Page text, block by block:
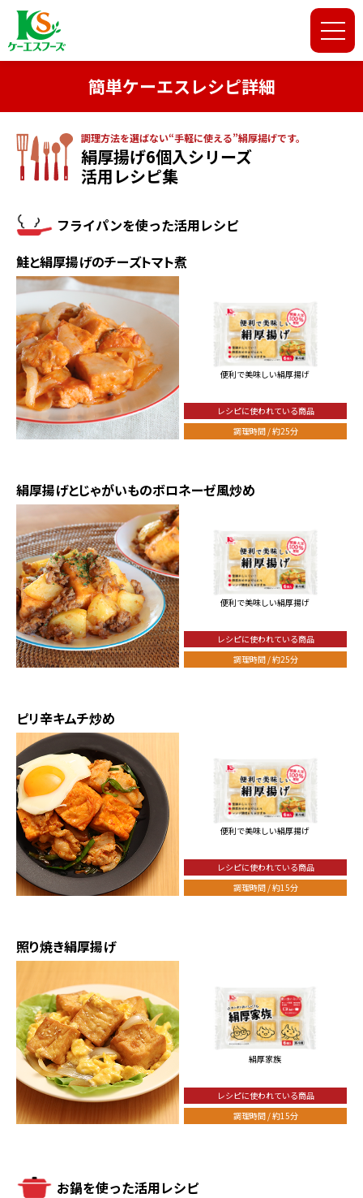
簡単ケーエスレシピ詳細
調理方法を選ばない“手軽に使える”絹厚揚げです。
絹厚揚げ6個入シリーズ
活用レシピ集
フライパンを使った活用レシピ
鮭と絹厚揚げのチーズトマト煮
便利で美味しい絹厚揚げ
レシピに使われている商品
調理時間 / 約25分
絹厚揚げとじゃがいものボロネーゼ風炒め
便利で美味しい絹厚揚げ
レシピに使われている商品
調理時間 / 約25分
ピリ辛キムチ炒め
便利で美味しい絹厚揚げ
レシピに使われている商品
調理時間 / 約15分
照り焼き絹厚揚げ
絹厚家族
レシピに使われている商品
調理時間 / 約15分
お鍋を使った活用レシピ